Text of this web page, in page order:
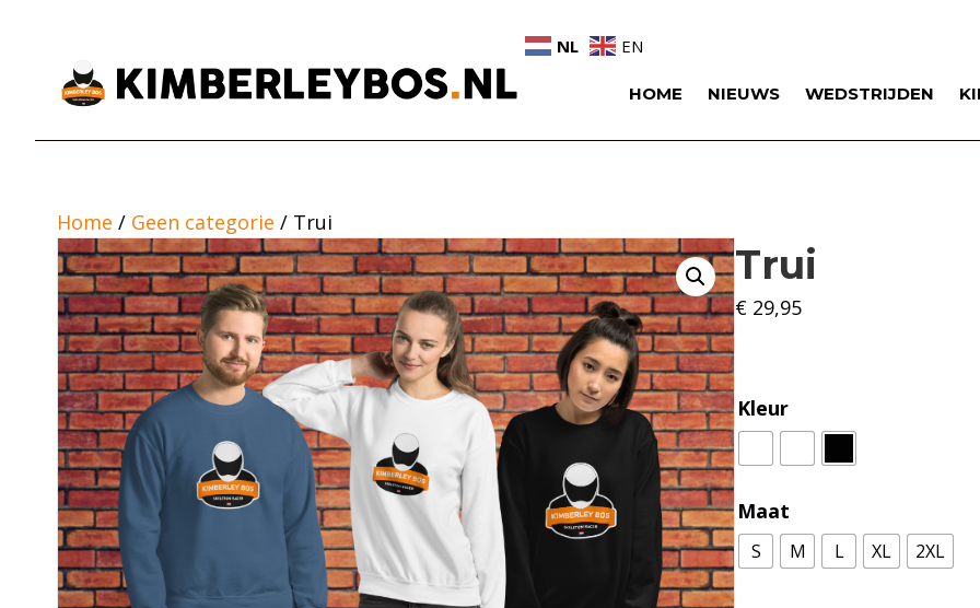
NL EN
HOME NIEUWS WEDSTRIJDEN
Home / Geen categorie / Trui
Trui
€ 29,95
Kleur
Maat
S M L XL 2XL